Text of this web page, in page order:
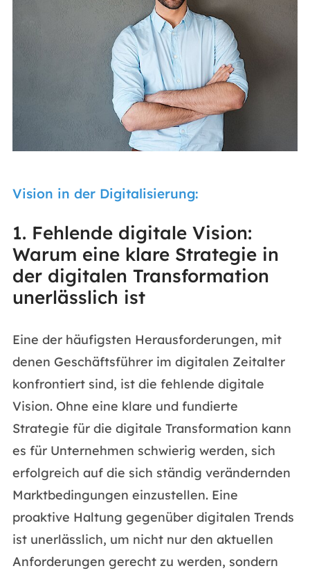
Vision in der Digitalisierung:
1. Fehlende digitale Vision:
Warum eine klare Strategie in
der digitalen Transformation
unerlässlich ist
Eine der häufigsten Herausforderungen, mit
denen Geschäftsführer im digitalen Zeitalter
konfrontiert sind, ist die fehlende digitale
Vision. Ohne eine klare und fundierte
Strategie für die digitale Transformation kann
es für Unternehmen schwierig werden, sich
erfolgreich auf die sich ständig verändernden
Marktbedingungen einzustellen. Eine
proaktive Haltung gegenüber digitalen Trends
ist unerlässlich, um nicht nur den aktuellen
Anforderungen gerecht zu werden, sondern